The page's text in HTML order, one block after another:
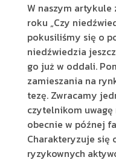
W naszym
roku „Czy
pokusiliśmy się o
niedźwiedzia
go już w oddali.
zamieszania na
tezę. Zwracamy
czytelnikom
obecnie w późnej
Charakteryzuje się
ryzykownych